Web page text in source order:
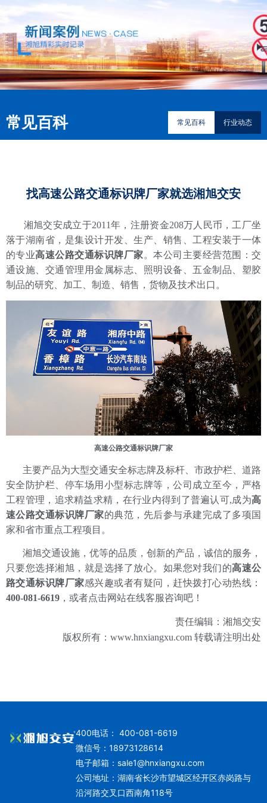
常见百科 常见百科 行业动态
找高速公路交通标识牌厂家就选湘旭交安
湘旭交安成立于2011年，注册资金208万人民币，工厂坐
落于湖南省，是集设计开发、生产、销售、工程安装于一体
的专业高速公路交通标识牌厂家。本公司主要经营范围：交
通设施、交通管理用金属标志、照明设备、五金制品、塑胶
制品的研究、加工、制造、销售，货物及技术出口。
高速公路交通标识牌厂家
主要产品为大型交通安全标志牌及标杆、市政护栏、道路
安全防护栏、停车场用小型标志牌等，公司成立至今，严格
工程管理，追求精益求精，在行业内得到了普遍认可,成为高
速公路交通标识牌厂家的典范，先后参与承建完成了多项国
家和省市重点工程项目。
湘旭交通设施，优等的品质，创新的产品，诚信的服务，
只要您选择湘旭，就是选择了放心。如果您对我们的高速公
路交通标识牌厂家感兴趣或者有疑问，赶快拨打心动热线：
400-081-6619 ，或者点击网站在线客服咨询吧！
责任编辑：湘旭交安
版权所有： www.hnxiangxu.com 转载请注明出处
400电话： 400-081-6619
微信号：18973128614
电子邮箱： sale1@hnxiangxu.com
公司地址：湖南省长沙市望城区经开区赤岗路与
沿河路交叉口西南角118号